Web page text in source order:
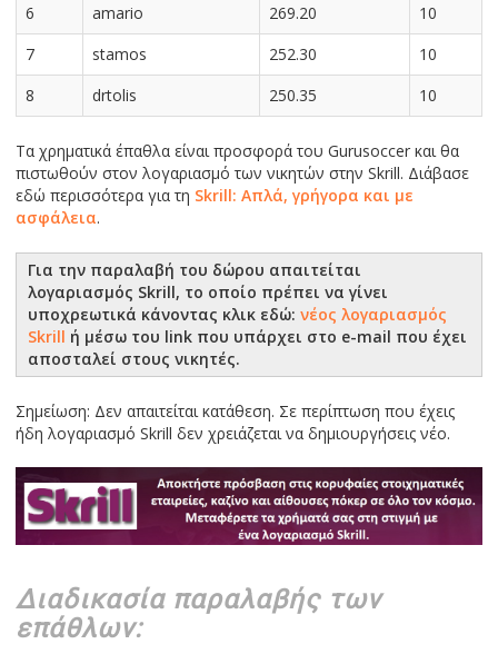
6
amario 269.20
10
7
stamos 252.30
10
8
drtolis 250.35 10
Τα χρηματικά έπαθλα είναι προσφορά του Gurusoccer και θα
πιστωθούν στον λογαριασμό των νικητών στην Skrill. Διάβασε
εδώ περισσότερα για τη Skrill: Απλά, γρήγορα και με
ασφάλεια.
Για την παραλαβή του δώρου απαιτείται
λογαριασμός Skrill, το οποίο πρέπει να γίνει
υποχρεωτικά κάνοντας κλικ εδώ: νέος λογαριασμός
Skrill ή μέσω του link που υπάρχει στο e-mail που έχει
αποσταλεί στους νικητές.
Σημείωση: Δεν απαιτείται κατάθεση. Σε περίπτωση που έχεις
ήδη λογαριασμό Skrill δεν χρειάζεται να δημιουργήσεις νέο.
Διαδικασία παραλαβής των
επάθλων: